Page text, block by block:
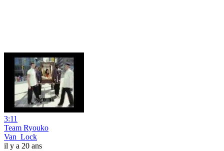
3:11
Team Ryouko
Van_Lock
il y a 20 ans